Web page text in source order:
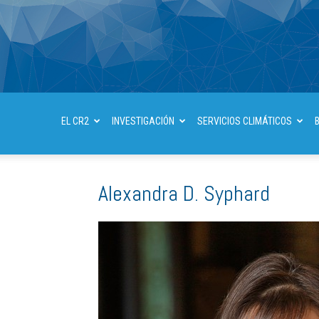
EL CR2 INVESTIGACIÓN SERVICIOS CLIMÁTICOS
Alexandra D. Syphard